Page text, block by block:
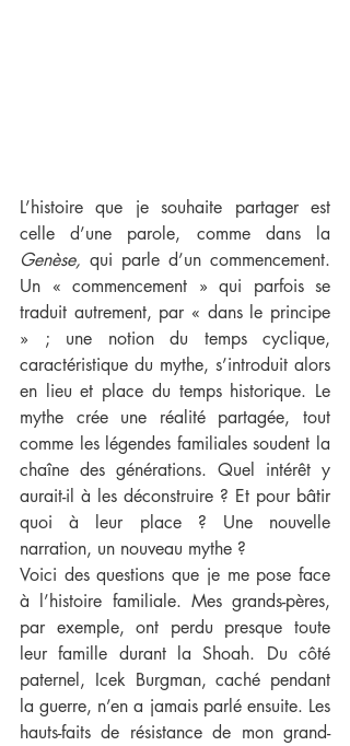
L’histoire que je souhaite partager est
Genèse, qui parle d’un commencement.
Un « commencement » qui parfois se
traduit autrement, par « dans le principe
» ; une notion du temps cyclique,
caractéristique du mythe, s’introduit alors
en lieu et place du temps historique. Le
mythe crée une réalité partagée, tout
comme les légendes familiales soudent la
chaîne des générations. Quel intérêt y
aurait-il à les déconstruire ? Et pour bâtir
quoi à leur place ? Une nouvelle
narration, un nouveau mythe ?
Voici des questions que je me pose face
à l’histoire familiale. Mes grands-pères,
par exemple, ont perdu presque toute
leur famille durant la Shoah. Du côté
paternel, Icek Burgman, caché pendant
la guerre, n’en a jamais parlé ensuite. Les
hauts-faits de résistance de mon grand-